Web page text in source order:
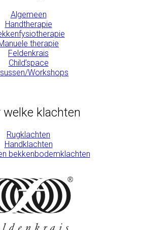
Algemeen
Handtherapie
therapie
Feldenkrais
Child’space
Workshops
welke klachten
Rugklachten
Handklachten
bekkenbodemklachten